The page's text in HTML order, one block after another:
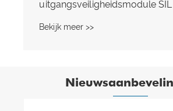
uitgangsveiligheidsmodule SIL
Bekijk meer >>